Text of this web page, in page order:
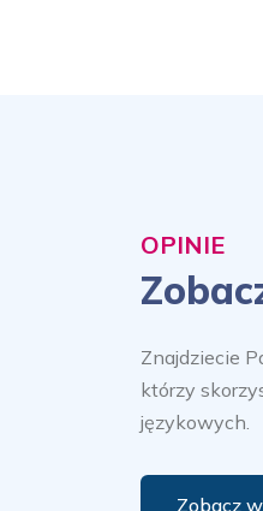
OPINIE
Znajdziecie
którzy
językowych.
Zobacz